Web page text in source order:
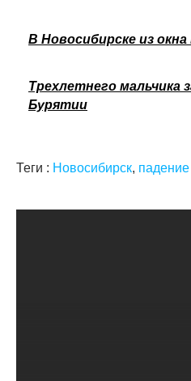
В Новосибирске из
Трехлетнего мальчика
Бурятии
Теги : Новосибирск,